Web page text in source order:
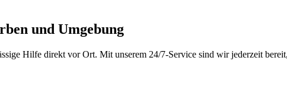
und Umgebung
Hilfe direkt vor Ort. Mit unserem 24/7-Service sind wir jederzeit